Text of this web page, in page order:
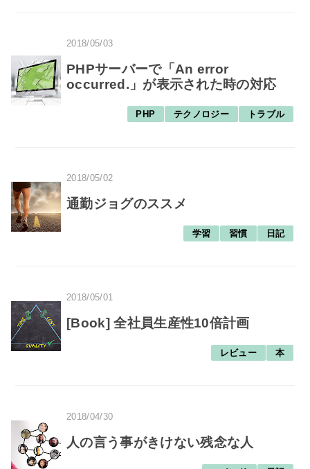
2018/05/03
PHPサーバーで「An error
occurred.」が表示された時の対応
PHP テクノロジー トラブル
2018/05/02
通勤ジョグのススメ
学習 習慣 日記
2018/05/01
[Book] 全社員生産性10倍計画
レビュー 本
2018/04/30
人の言う事がきけない残念な人